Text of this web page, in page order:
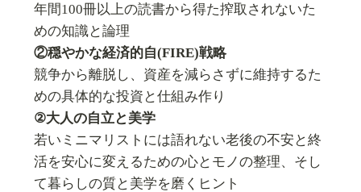
年間100冊以上の読書から得た搾取されないた
めの知識と論理
②穏やかな経済的自(FIRE)戦略
競争から離脱し、資産を減らさずに維持するた
めの具体的な投資と仕組み作り
②大人の自立と美学
若いミニマリストには語れない老後の不安と終
活を安心に変えるための心とモノの整理、そし
て暮らしの質と美学を磨くヒント